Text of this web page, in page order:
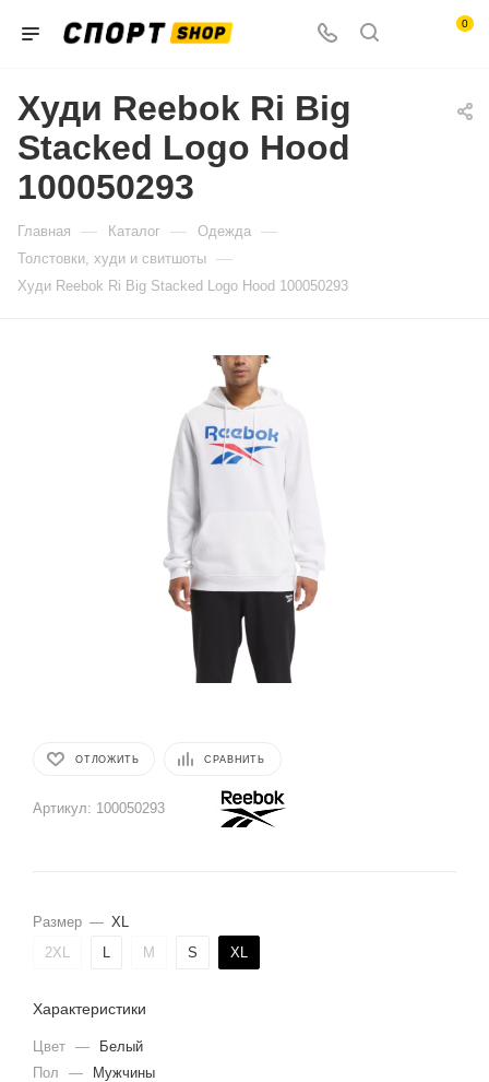
0
Худи Reebok Ri Big
Stacked Logo Hood
100050293
Главная — Каталог — Одежда —
Толстовки, худи и свитшоты —
Худи Reebok Ri Big Stacked Logo Hood 100050293
ОТЛОЖИТЬ СРАВНИТЬ
Артикул: 100050293
Размер — XL
2XL
L M S XL
Характеристики
Цвет —
Белый
Пол
—
Мужчины